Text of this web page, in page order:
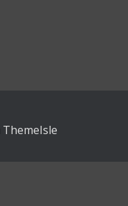
ThemeIsle